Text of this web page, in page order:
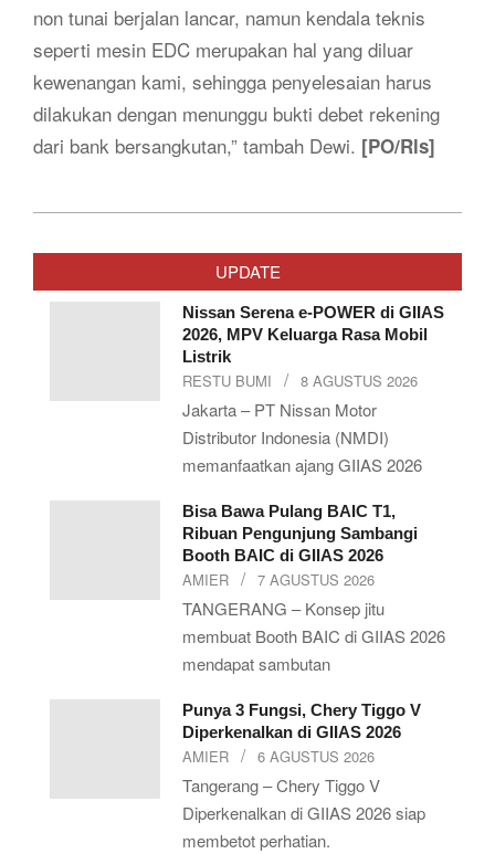
non tunai berjalan lancar, namun kendala teknis
seperti mesin EDC merupakan hal yang diluar
kewenangan kami, sehingga penyelesaian harus
dilakukan dengan menunggu bukti debet rekening
dari bank bersangkutan,” tambah Dewi. [PO/Rls]
06-
UPDATE
Nissan Serena e-POWER di GIIAS
2026, MPV Keluarga Rasa Mobil
Listrik
RESTU BUMI 8 AGUSTUS 2026
Jakarta – PT Nissan Motor
Distributor Indonesia (NMDI)
memanfaatkan ajang GIIAS 2026
Bisa Bawa Pulang BAIC T1,
Ribuan Pengunjung Sambangi
Booth BAIC di GIIAS 2026
AMIER 7 AGUSTUS 2026
TANGERANG – Konsep jitu
membuat Booth BAIC di GIIAS 2026
mendapat sambutan
Punya 3 Fungsi, Chery Tiggo V
Diperkenalkan di GIIAS 2026
AMIER 6 AGUSTUS 2026
Tangerang – Chery Tiggo V
Diperkenalkan di GIIAS 2026 siap
membetot perhatian.